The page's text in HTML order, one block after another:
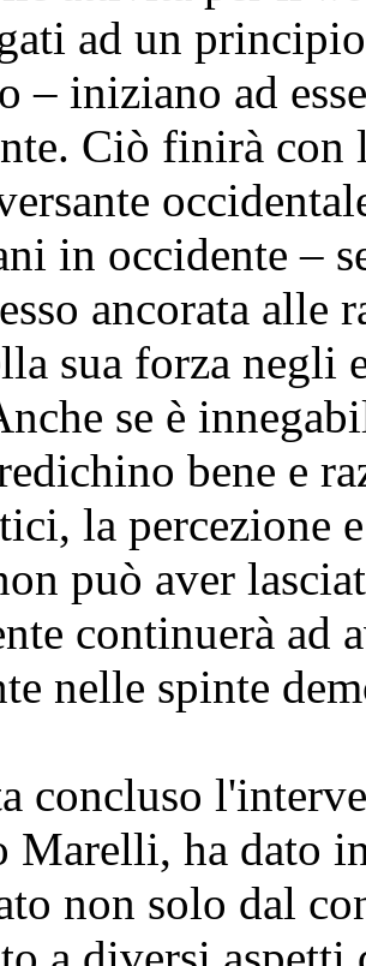
ad un
– iniziano ad
Ciò finirà con
in occidente –
ancorata alle
sua forza negli
se è
bene e
la percezione
può aver
continuerà ad
nelle spinte
concluso
Marelli, ha dato
non solo dal